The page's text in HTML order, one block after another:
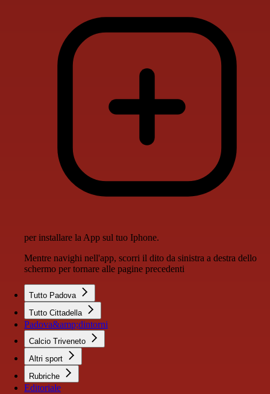
per installare la App sul tuo Iphone.
Mentre navighi nell'app, scorri il dito da sinistra a destra dello
schermo per tornare alle pagine precedenti
Tutto Padova
Tutto Cittadella
Padova&amp;dintorni
Calcio Triveneto
Altri sport
Rubriche
Editoriale